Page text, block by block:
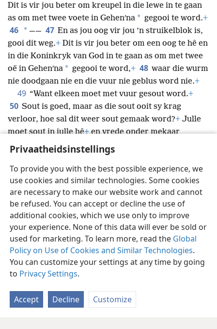
Privaatheidsinstellings
To provide you with the best possible experience, we
use cookies and similar technologies. Some cookies
are necessary to make our website work and cannot
be refused. You can accept or decline the use of
additional cookies, which we use only to improve
your experience. None of this data will ever be sold or
used for marketing. To learn more, read the Global
Policy on Use of Cookies and Similar Technologies.
You can customize your settings at any time by going
to Privacy Settings.
Accept Decline Customize
Dit is vir jou beter om kreupel in die lewe in te gaan
as om met twee voete in Gehenʹna * gegooi te word.+
46 * —— 47 En as jou oog vir jou ’n struikelblok is,
gooi dit weg.+ Dit is vir jou beter om een oog te hê en
in die Koninkryk van God in te gaan as om met twee
oë in Gehenʹna * gegooi te word,+ 48 waar die wurm
nie doodgaan nie en die vuur nie geblus word nie.+
49 “Want elkeen moet met vuur gesout word.+
50 Sout is goed, maar as die sout ooit sy krag
verloor, hoe sal dit weer sout gemaak word?+ Julle
moet sout in julle hê+en vrede onder mekaar
bewaar.” +
Afrikaans Deel Voorkeure
Copyright © 2026 Watch Tower Bible and Tract Society of Pennsylvania
Gebruiksvoorwaardes Privaatheidsbeleid
Privaatheidsinstellings
JW.ORG
Meld aan